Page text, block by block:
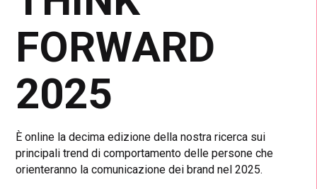
FORWARD
2025
È online la decima edizione della nostra ricerca sui
principali trend di comportamento delle persone che
orienteranno la comunicazione dei brand nel 2025.